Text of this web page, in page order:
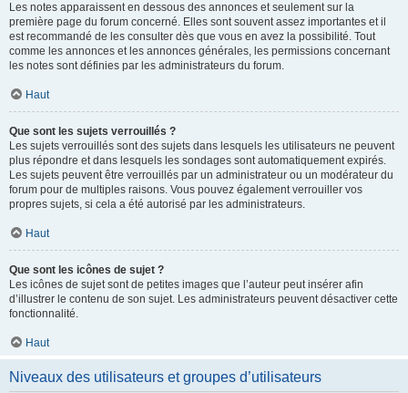
Les notes apparaissent en dessous des annonces et seulement sur la
première page du forum concerné. Elles sont souvent assez importantes et il
est recommandé de les consulter dès que vous en avez la possibilité. Tout
comme les annonces et les annonces générales, les permissions concernant
les notes sont définies par les administrateurs du forum.
Haut
Que sont les sujets verrouillés ?
Les sujets verrouillés sont des sujets dans lesquels les utilisateurs ne peuvent
plus répondre et dans lesquels les sondages sont automatiquement expirés.
Les sujets peuvent être verrouillés par un administrateur ou un modérateur du
forum pour de multiples raisons. Vous pouvez également verrouiller vos
propres sujets, si cela a été autorisé par les administrateurs.
Haut
Que sont les icônes de sujet ?
Les icônes de sujet sont de petites images que l’auteur peut insérer afin
d’illustrer le contenu de son sujet. Les administrateurs peuvent désactiver cette
fonctionnalité.
Haut
Niveaux des utilisateurs et groupes d’utilisateurs